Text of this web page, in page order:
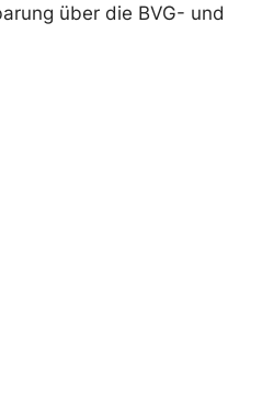
über die BVG- und